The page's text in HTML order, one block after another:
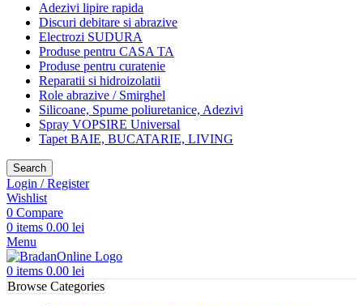
Adezivi lipire rapida
Discuri debitare si abrazive
Electrozi SUDURA
Produse pentru CASA TA
Produse pentru curatenie
Reparatii si hidroizolatii
Role abrazive / Smirghel
Silicoane, Spume poliuretanice, Adezivi
Spray VOPSIRE Universal
Tapet BAIE, BUCATARIE, LIVING
Search
Login / Register
Wishlist
0 Compare
0 items 0.00 lei
Menu
0 items 0.00 lei
Browse Categories